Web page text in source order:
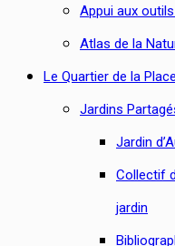
Appui aux
Atlas de la
Le Quartier de la Place
Jardins
Jardin
Collectif
jardin